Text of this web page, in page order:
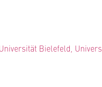
Bielefeld,